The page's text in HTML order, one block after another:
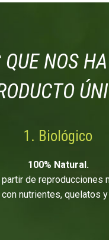
NOS
1. Biológico
100% Natural.
partir de reproducciones
nutrientes, quelatos